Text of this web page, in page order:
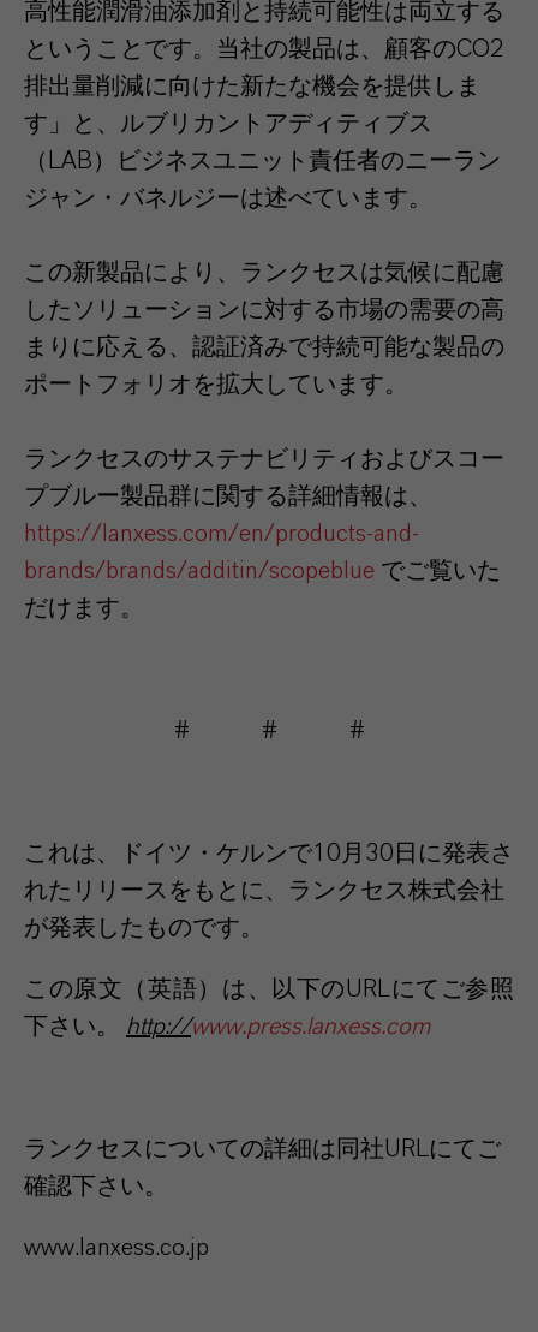
高性能潤滑油添加剤と持続可能性は両立する
ということです。当社の製品は、顧客のCO2
排出量削減に向けた新たな機会を提供しま
す」と、ルブリカントアディティブス
（LAB）ビジネスユニット責任者のニーラン
ジャン・バネルジーは述べています。
この新製品により、ランクセスは気候に配慮
したソリューションに対する市場の需要の高
まりに応える、認証済みで持続可能な製品の
ポートフォリオを拡大しています。
ランクセスのサステナビリティおよびスコー
プブルー製品群に関する詳細情報は、
https://lanxess.com/en/products-and-
brands/brands/additin/scopeblue でご覧いた
だけます。
# # #
これは、ドイツ・ケルンで10 月 30 日に発表さ
れたリリースをもとに、ランクセス株式会社
が発表したものです。
この原文（英語）は、以下のURLにてご参照
下さい。
http://www.press.lanxess.com
ランクセスについての詳細は同社URLにてご
確認下さい。
www.lanxess.co.jp